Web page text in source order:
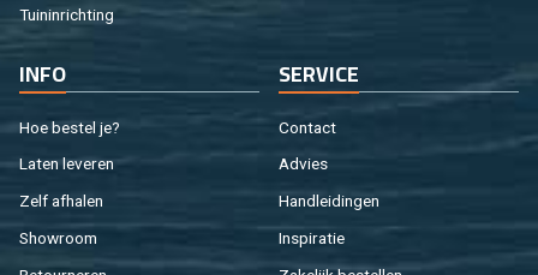
Tuin­in­rich­ting
INFO
Hoe be­stel je?
Laten le­ve­ren
Zelf af­ha­len
Show­room
SER­VI­CE
Con­tact
Ad­vies
Hand­lei­din­gen
In­spi­ra­tie